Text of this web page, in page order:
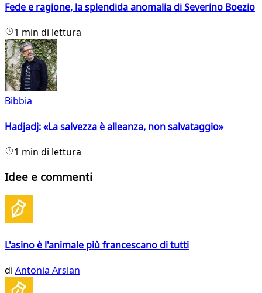
Fede e ragione, la splendida anomalia di Severino Boezio
1 min di lettura
Bibbia
Hadjadj: «La salvezza è alleanza, non salvataggio»
1 min di lettura
Idee e commenti
L'asino è l'animale più francescano di tutti
di Antonia Arslan